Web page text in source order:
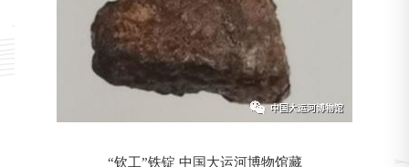
“钦工”铁锭 中国大运河博物馆藏